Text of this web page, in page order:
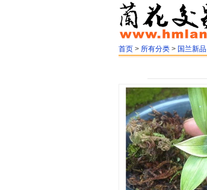
首页 > 所有分类 > 国兰新品